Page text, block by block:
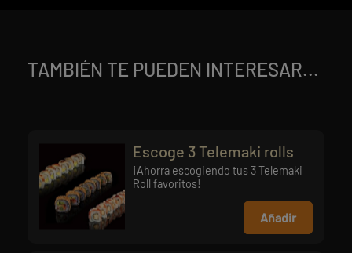
TAMBIÉN TE PUEDEN INTERESAR...
Escoge 3 Telemaki rolls
¡Ahorra escogiendo tus 3 Telemaki
Roll favoritos!
Añadir